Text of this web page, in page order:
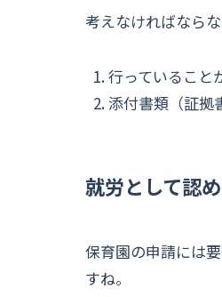
考えなければなら
行っていること
添付書類（証拠
就労として認
保育園の申請には
すね。